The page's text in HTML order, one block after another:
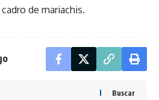
de mariachis.
Buscar